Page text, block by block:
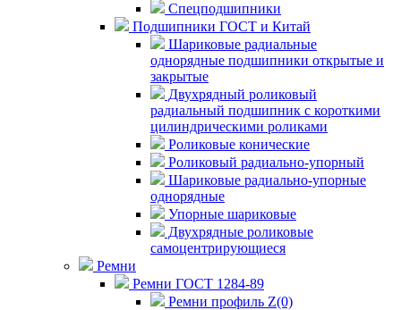
Спецподшипники
Подшипники ГОСТ и Китай
Шариковые радиальные
однорядные подшипники открытые и
закрытые
Двухрядный роликовый
радиальный подшипник с короткими
цилиндрическими роликами
Роликовые конические
Роликовый радиально-упорный
Шариковые радиально-упорные
однорядные
Упорные шариковые
Двухрядные роликовые
самоцентрирующиеся
Ремни
Ремни ГОСТ 1284-89
Ремни профиль Z(0)